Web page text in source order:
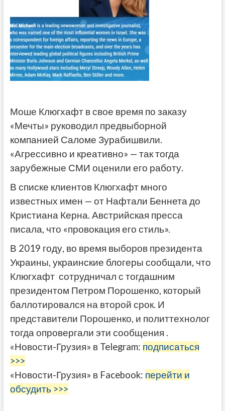
Моше Клюгхафт в свое время по заказу
«Мечты» руководил предвыборной
компанией Саломе Зурабишвили.
«Агрессивно и креативно» — так тогда
зарубежные СМИ оценили его работу.
В списке клиентов Клюгхафт много
известных имен — от Нафтали Беннета до
Кристиана Керна. Австрийская пресса
писала, что «провокация его стиль».
В 2019 году, во время выборов президента
Украины, украинские блогеры сообщали, что
Клюгхафт сотрудничал с тогдашним
президентом Петром Порошенко, который
баллотировался на второй срок. И
представители Порошенко, и политтехнолог
тогда опровергали эти сообщения .
«Новости-Грузия» в Telegram: подписаться
>>>
«Новости-Грузия» в Facebook: перейти и
обсудить >>>